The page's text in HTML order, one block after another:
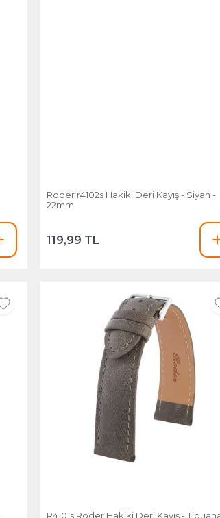
Roder r4102s Hakiki Deri Kayış - Siyah -
22mm
119,99 TL
R4101s Roder Hakiki Deri Kayış - Tiguana Gri